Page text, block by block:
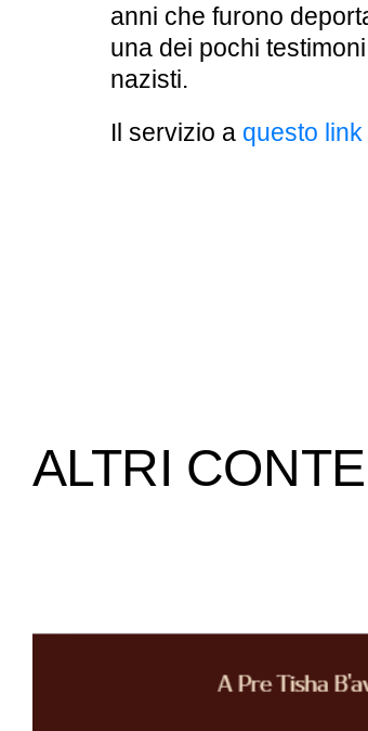
anni che furono
una dei pochi
nazisti.
Il servizio a questo link
ALTRI